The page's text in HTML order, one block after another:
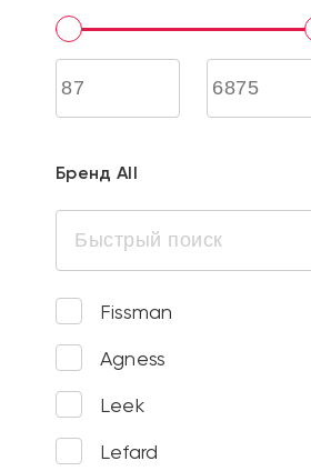
Бренд All
Fissman
Agness
Leek
Lefard